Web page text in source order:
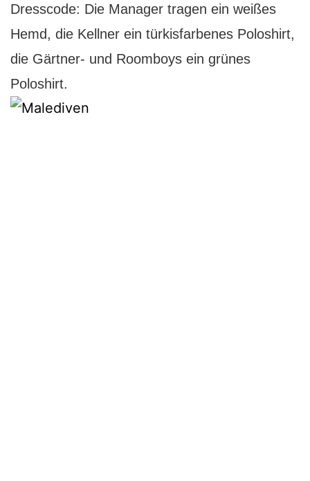
Dresscode: Die Manager tragen ein weißes
Hemd, die Kellner ein türkisfarbenes Poloshirt,
die Gärtner- und Roomboys ein grünes
Poloshirt.